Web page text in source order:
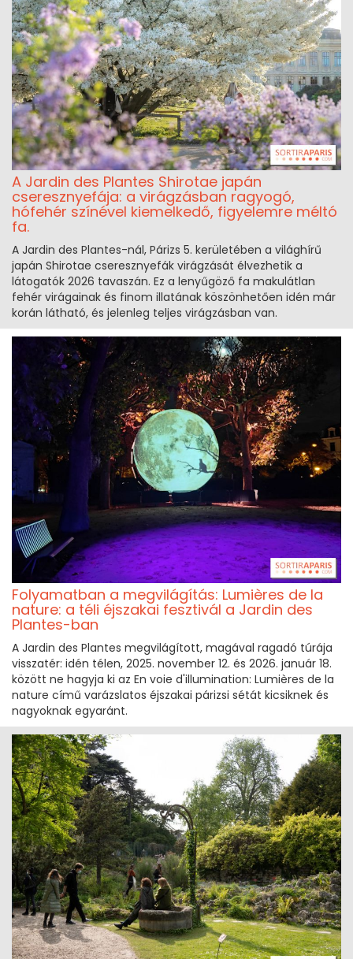
A Jardin des Plantes Shirotae japán
cseresznyefája: a virágzásban ragyogó,
hófehér színével kiemelkedő, figyelemre méltó
fa.
A Jardin des Plantes-nál, Párizs 5. kerületében a világhírű
japán Shirotae cseresznyefák virágzását élvezhetik a
látogatók 2026 tavaszán. Ez a lenyűgöző fa makulátlan
fehér virágainak és finom illatának köszönhetően idén már
korán látható, és jelenleg teljes virágzásban van.
Folyamatban a megvilágítás: Lumières de la
nature: a téli éjszakai fesztivál a Jardin des
Plantes-ban
A Jardin des Plantes megvilágított, magával ragadó túrája
visszatér: idén télen, 2025. november 12. és 2026. január 18.
között ne hagyja ki az En voie d'illumination: Lumières de la
nature című varázslatos éjszakai párizsi sétát kicsiknek és
nagyoknak egyaránt.